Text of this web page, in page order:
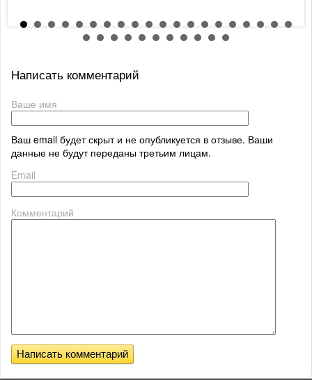
Написать комментарий
Ваше имя
Ваш email будет скрыт и не опубликуется в отзыве. Ваши
данные не будут переданы третьим лицам.
Email
Комментарий